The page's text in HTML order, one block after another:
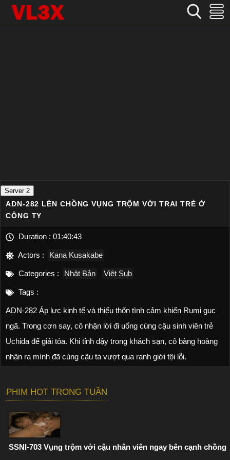
Home Nhật Bản
ADN-282 Lén chồng vụng trộm với trai trẻ ở công ty
Server 2
ADN-282 LÉN CHỒNG VỤNG TRỘM VỚI TRAI TRẺ Ở
CÔNG TY
Duration : 01:40:43
Actors : Kana Kusakabe
Categories : Nhật Bản Việt Sub
Tags :
ADN-282 Áp lực kinh tế và thiếu thốn tình cảm khiến Rumi gục
ngã. Trong cơn say, cô nhận lời đi uống cùng cậu sinh viên trẻ
Uchida để giải tỏa. Khi tỉnh dậy trong khách sạn, cô bàng hoàng
nhận ra mình đã cùng cậu ta vượt qua ranh giới tội lỗi.
PHIM HOT TRONG TUẦN
SSNI-703 Vụng trộm với cậu nhân viên ngay bên cạnh chồng